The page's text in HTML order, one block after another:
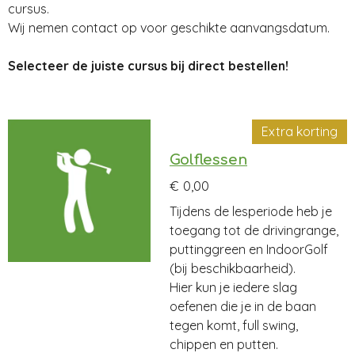
cursus.
Wij nemen contact op voor geschikte aanvangsdatum.
Selecteer de juiste cursus bij direct bestellen!
Extra korting
Golflessen
€ 0,00
Tijdens de lesperiode heb je
toegang tot de drivingrange,
puttinggreen en IndoorGolf
(bij beschikbaarheid).
Hier kun je iedere slag
oefenen die je in de baan
tegen komt, full swing,
chippen en putten.